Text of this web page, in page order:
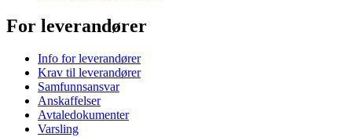
For leverandører
Info for leverandører
Krav til leverandører
Samfunnsansvar
Anskaffelser
Avtaledokumenter
Varsling